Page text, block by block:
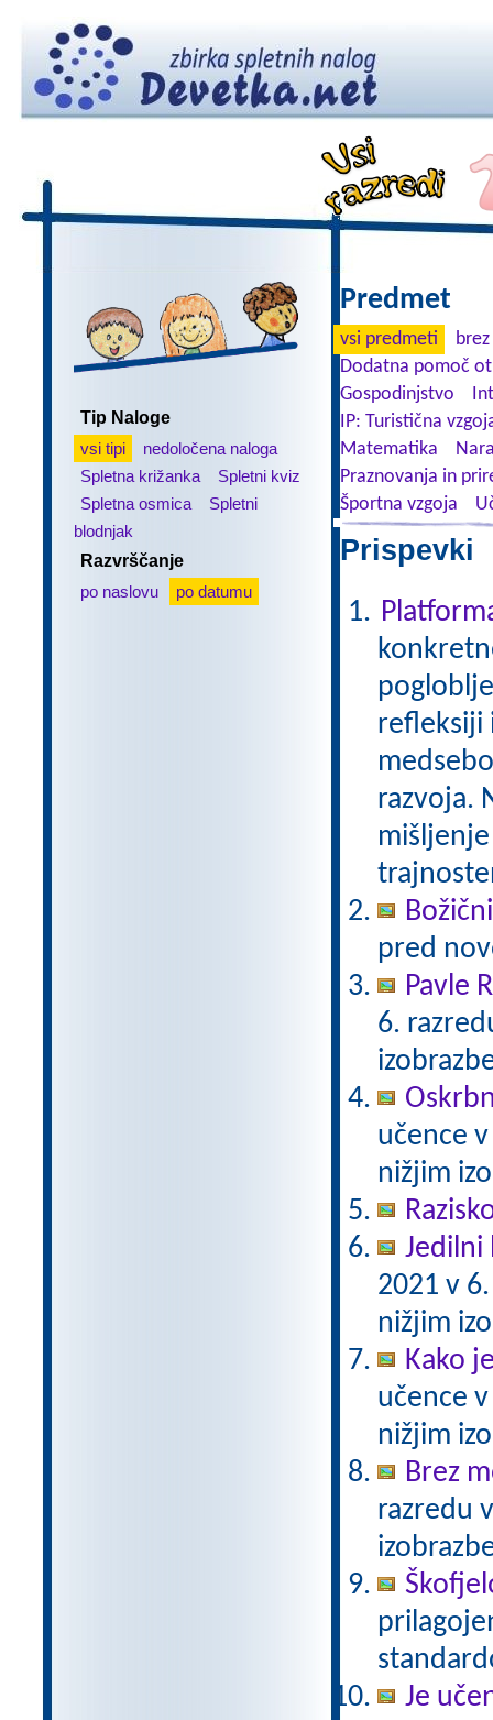
Tip Naloge
vsi tipi
nedoločena naloga
Spletna križanka
Spletni kviz
Spletna osmica
Spletni
blodnjak
Razvrščanje
po naslovu
po datumu
Predmet
vsi predmeti
Dodatna pomoč
Gospodinjstvo
IP: Turistična
Matematika
Praznovanja in
Športna vzgoja
Prispevki
refleksiji
razvoja.
pred
Pavle
6.
učence
nižjim
Jedilni
2021 v
nižjim
Kako
učence
nižjim
Brez
razredu
Je